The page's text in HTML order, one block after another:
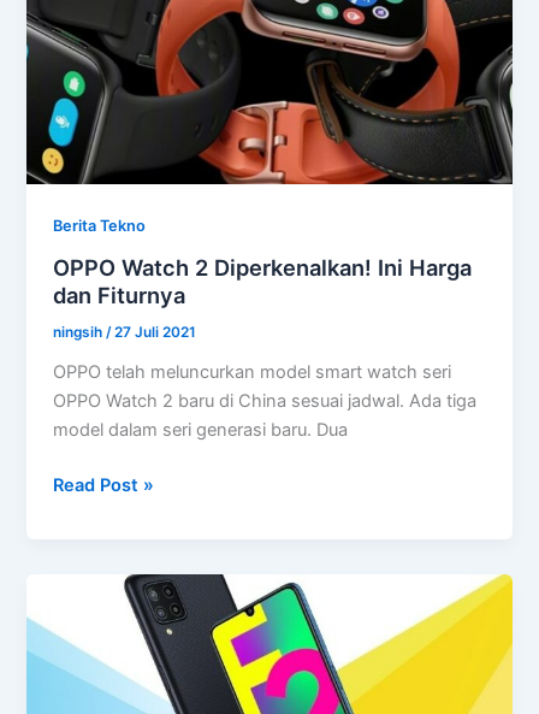
kamera
50
MP
dan
layar
90
Berita Tekno
OPPO Watch 2 Diperkenalkan! Ini Harga
dan Fiturnya
ningsih/27 Juli 2021
OPPO telah meluncurkan model smart watch seri
OPPO Watch 2 baru di China sesuai jadwal. Ada tiga
model dalam seri generasi baru. Dua
OPPO
Diperkenalkan!
Harga
dan
Fiturnya
Read Post »